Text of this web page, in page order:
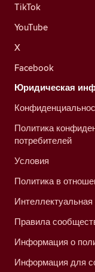
TikTok
YouTube
X
Facebook
Юридическая
Политика
потребителей
Условия
Политика в
Правила
Информация о
Информация для